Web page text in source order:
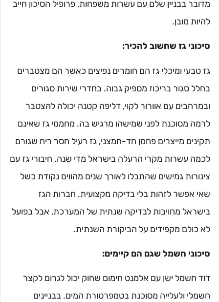
מדובר בבניין שלם עם עשרות משפחות, פרופיל הסיכון חייב
להיות מובן.
סיכוני גז שחשוב להכיר:
גז טבעי ומיכלי גז הם חומרים נפיצים כאשר הם מצטברים
בחלל סגור בריכוז מספיק גבוה. בחדרי שירות סגורים
ובמרחבים עם אוורור לקוי, דליפה קטנה יכולה להצטבר
לרמה מסוכנת לפני שמישהו מרגיש בה. מחממי גז שאינם
תקינים מייצרים פחמן חד-חמצני, גז רעיל חסר ריח שגורם
לכמה עשרות מקרי הרעלה בישראל מדי שנה. חיבורי גז עם
צינורות גמישים שהתבלו לאורך שנים מהווים נקודת כשל
שאי אפשר לזהות בלי בדיקה מקצועית. חברות הגז
בישראל מחויבות לבדיקה שנתית של המערכת, אבל בפועל
לא כולם מקפידים על הביקורת השנתית.
סיכוני חשמל שגם הם קיימים:
דוד חשמל ישן עם אלמנט חימום שחוק יכול לגרום לקצר
חשמלי ולעלייה מסוכנת בטמפרטורת המים. בבניינים